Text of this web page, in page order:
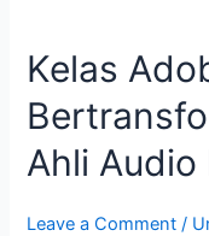
Kelas
Ahli Audio
Leave a Comment /
Audition:
Bertransformasi
Menjadi
Audio